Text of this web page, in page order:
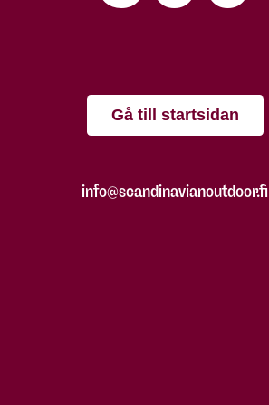
Gå till startsidan
info@scandinavianoutdoor.fi